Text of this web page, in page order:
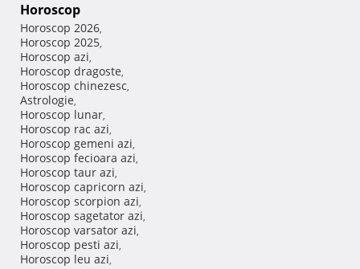
Horoscop
Horoscop 2026,
Horoscop 2025,
Horoscop azi,
Horoscop dragoste,
Horoscop chinezesc,
Astrologie,
Horoscop lunar,
Horoscop rac azi,
Horoscop gemeni azi,
Horoscop fecioara azi,
Horoscop taur azi,
Horoscop capricorn azi,
Horoscop scorpion azi,
Horoscop sagetator azi,
Horoscop varsator azi,
Horoscop pesti azi,
Horoscop leu azi,